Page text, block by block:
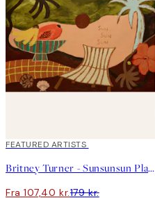
40%*
FEATURED ARTISTS
Britney Turner - Sunsunsun Plakat
Fra 107,40 kr.179 kr.